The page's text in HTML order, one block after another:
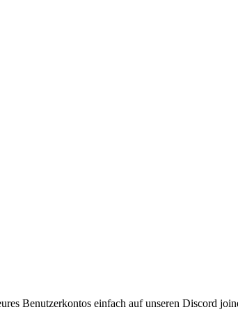
Benutzerkontos einfach auf unseren Discord